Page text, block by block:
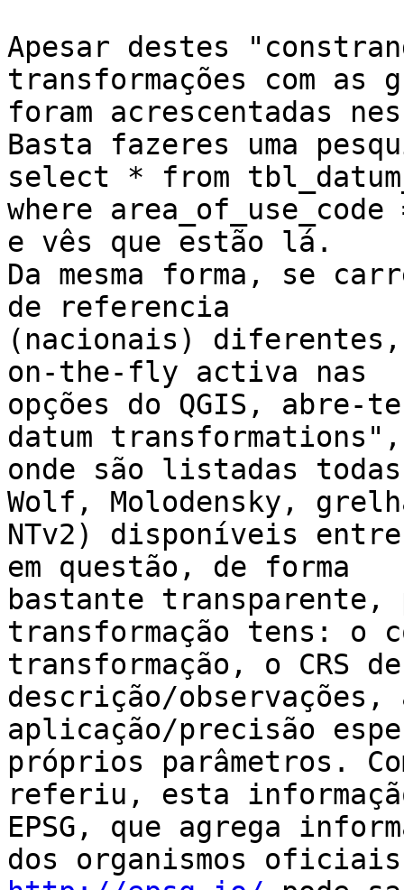
Apesar destes
transformações com as
foram acrescentadas
Basta fazeres uma
select * from
where area_of_use_code
e vês que estão lá.
Da mesma forma, se
de referencia
(nacionais)
on-the-fly activa nas
opções do QGIS,
datum transformations",
onde são listadas
Wolf, Molodensky,
NTv2) disponíveis
em questão, de forma
bastante transparente,
transformação tens: o
transformação, o CRS
descrição/observações,
aplicação/precisão
próprios parâmetros.
referiu, esta
EPSG, que agrega